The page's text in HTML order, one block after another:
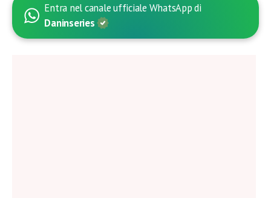
Entra nel canale ufficiale WhatsApp di
Daninseries